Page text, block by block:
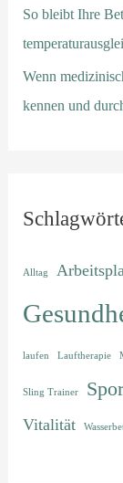
So bleibt Ihre
Wenn
kennen und
Alltag
laufen Lauftherapie
Sling Trainer
Vitalität